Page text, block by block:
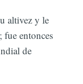
altivez y le
fue entonces
de